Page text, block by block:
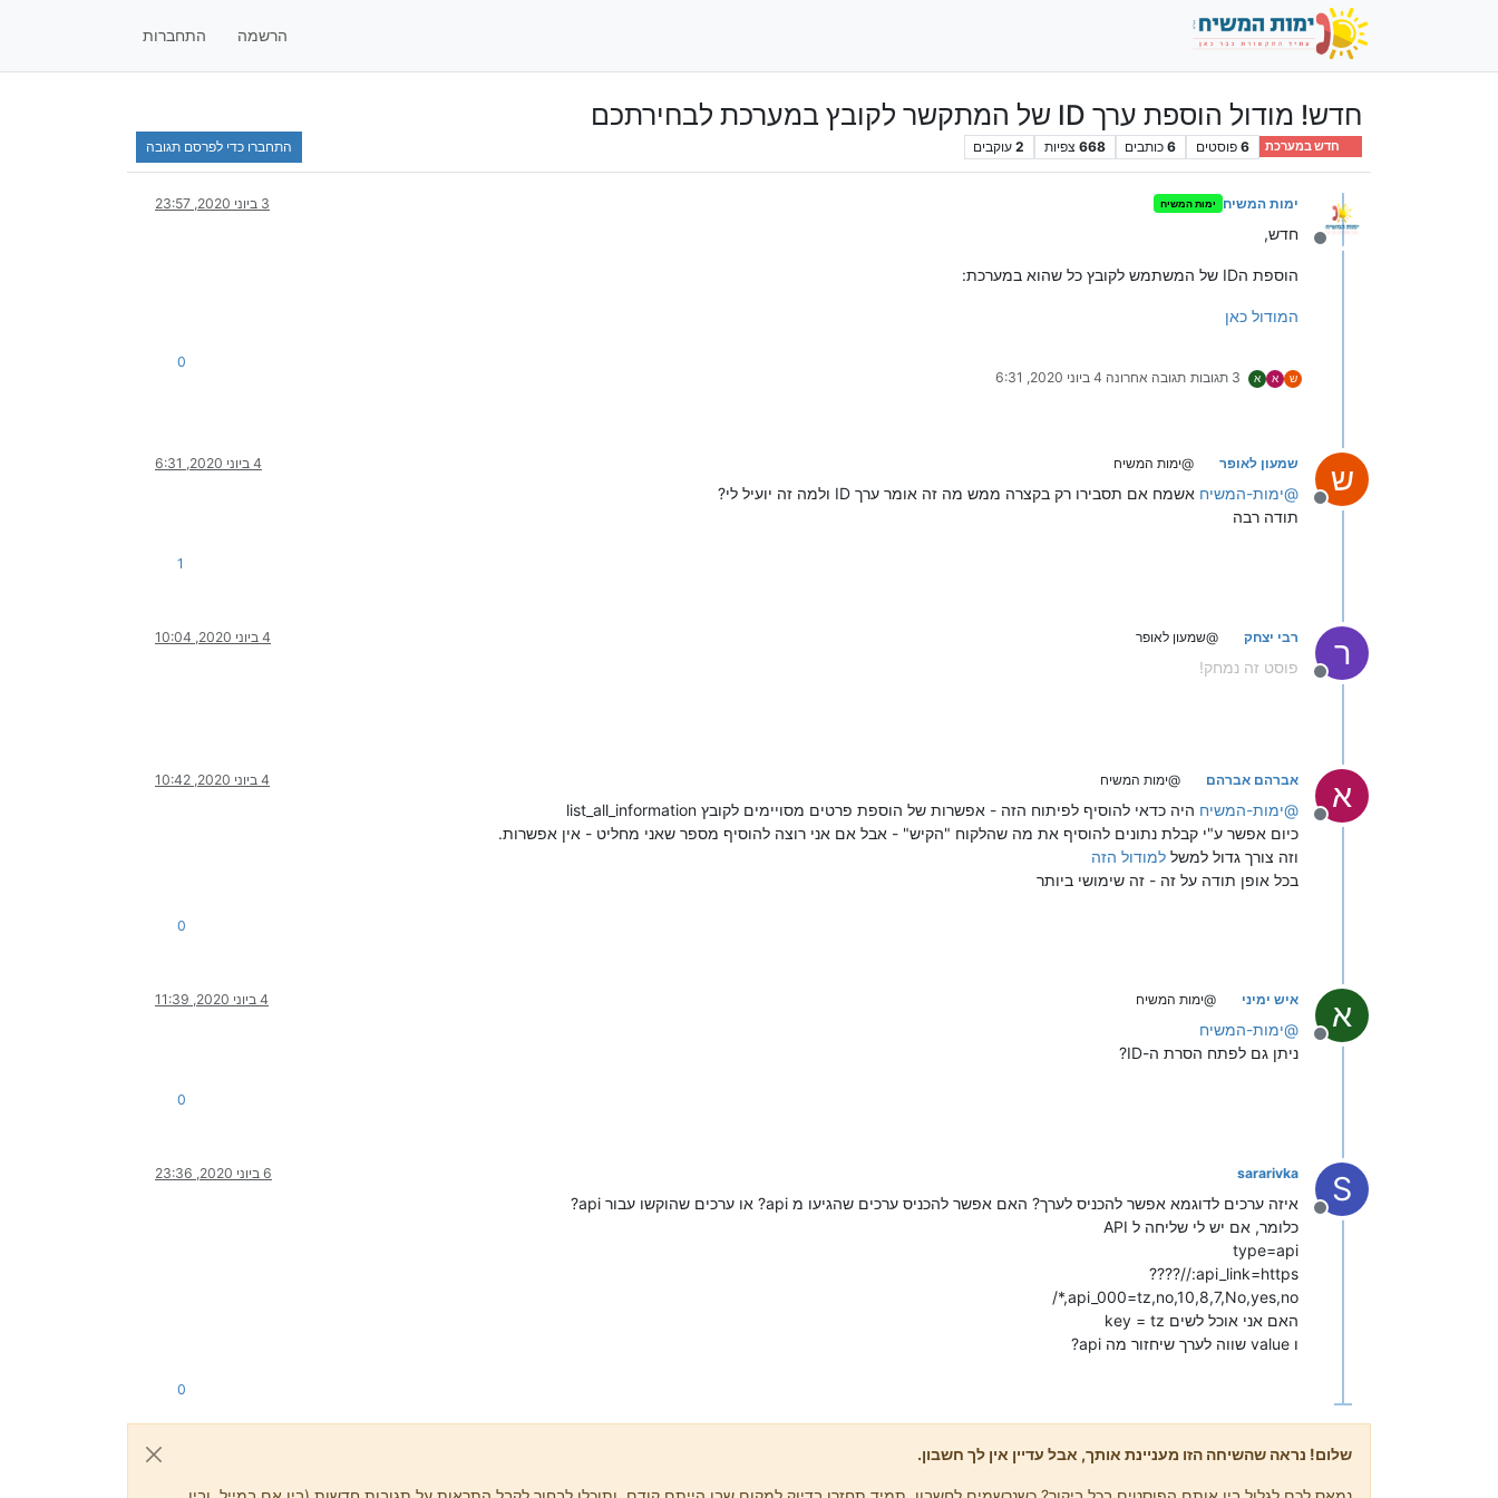
הרשמה התחברות
חדש! מודול הוספת ערך ID של המתקשר לקובץ במערכת לבחירתכם
חדש במערכת 6 פוסטים 6 כותבים 668 צפיות 2 עוקבים התחברו כדי לפרסם תגובה
מנותק
ימות המשיח ימות המשיח 3 ביוני 2020, 23:57
חדש,
הוספת הID של המשתמש לקובץ כל שהוא במערכת:
המודול כאן
ש א א 3 תגובות תגובה אחרונה 4 ביוני 2020, 6:31
0
ש
מנותק
שמעון לאופר @ימות המשיח 4 ביוני 2020, 6:31
@ימות-המשיח אשמח אם תסבירו רק בקצרה ממש מה זה אומר ערך ID ולמה זה יועיל לי?
תודה רבה
1
ר
מנותק
רבי יצחק @שמעון לאופר 4 ביוני 2020, 10:04
פוסט זה נמחק!
א
מנותק
אברהם אברהם @ימות המשיח 4 ביוני 2020, 10:42
@ימות-המשיח היה כדאי להוסיף לפיתוח הזה - אפשרות של הוספת פרטים מסויימים לקובץ list_all_information
כיום אפשר ע"י קבלת נתונים להוסיף את מה שהלקוח "הקיש" - אבל אם אני רוצה להוסיף מספר שאני מחליט - אין אפשרות.
וזה צורך גדול למשל למודול הזה
בכל אופן תודה על זה - זה שימושי ביותר
0
א
מנותק
איש ימיני @ימות המשיח 4 ביוני 2020, 11:39
@ימות-המשיח
ניתן גם לפתח הסרת ה-ID?
0
S
מנותק
sararivka 6 ביוני 2020, 23:36
איזה ערכים לדוגמא אפשר להכניס לערך? האם אפשר להכניס ערכים שהגיעו מ api? או ערכים שהוקשו עבור api?
כלומר, אם יש לי שליחה ל API
type=api
api_link=https://????
api_000=tz,no,10,8,7,No,yes,no,*/
האם אני אוכל לשים key = tz
ו value שווה לערך שיחזור מה api?
0
שלום! נראה שהשיחה הזו מעניינת אותך, אבל עדיין אין לך חשבון.